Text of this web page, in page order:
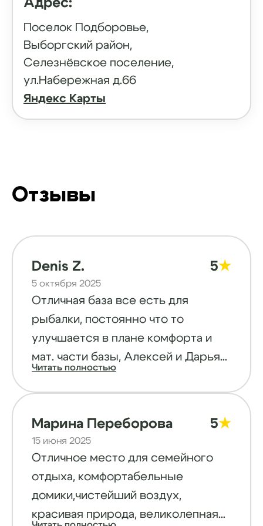
Адрес:
Поселок Подборовье,
Выборгский район,
Селезнёвское поселение,
ул.Набережная д.66
Яндекс Карты
Отзывы
Denis Z.
5 октября 2025
5★
Отличная база все есть для
рыбалки, постоянно что то
улучшается в плане комфорта и
мат. части базы, Алексей и Дарья
посоветуют помогут. Домики
баня прекрасная, лодки катера
катамараны- все для рыбака,
рядом с базой магазин где кроме
продуктов можно прикупить и
Читать полностью
Марина Переборова
15 июня 2025
5★
Отличное место для семейного
отдыха, комфортабельные
домики,чистейший воздух,
красивая природа, великолепная